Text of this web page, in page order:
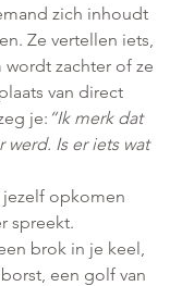
zich inhoudt
Ze vertellen iets,
wordt zachter of ze
van direct
je: “Ik merk dat
werd. Is er iets wat
opkomen
spreekt.
brok in je keel,
een golf van